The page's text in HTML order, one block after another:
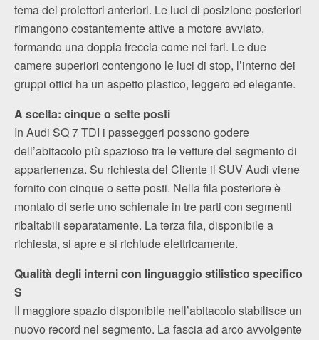
tema dei proiettori anteriori. Le luci di posizione posteriori
rimangono costantemente attive a motore avviato,
formando una doppia freccia come nei fari. Le due
camere superiori contengono le luci di stop, l’interno dei
gruppi ottici ha un aspetto plastico, leggero ed elegante.
A scelta: cinque o sette posti
In Audi SQ 7 TDI i passeggeri possono godere
dell’abitacolo più spazioso tra le vetture del segmento di
appartenenza. Su richiesta del Cliente il SUV Audi viene
fornito con cinque o sette posti. Nella fila posteriore è
montato di serie uno schienale in tre parti con segmenti
ribaltabili separatamente. La terza fila, disponibile a
richiesta, si apre e si richiude elettricamente.
Qualità degli interni con linguaggio stilistico specifico
S
Il maggiore spazio disponibile nell’abitacolo stabilisce un
nuovo record nel segmento. La fascia ad arco avvolgente